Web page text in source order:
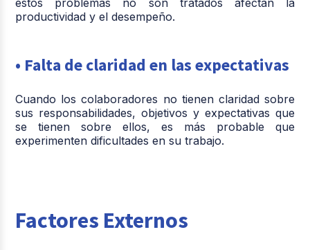
productividad y el desempeño.
• Falta de claridad en las expectativas
Cuando los colaboradores no tienen claridad sobre
sus responsabilidades, objetivos y expectativas que
se tienen sobre ellos, es más probable que
experimenten dificultades en su trabajo.
Factores Externos